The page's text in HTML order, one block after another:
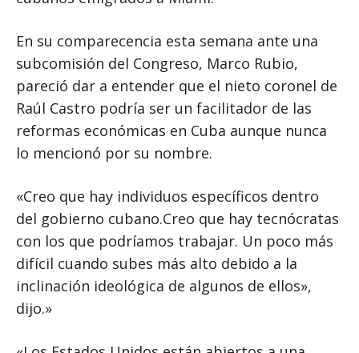
En su comparecencia esta semana ante una
subcomisión del Congreso, Marco Rubio,
pareció dar a entender que el nieto coronel de
Raúl Castro podría ser un facilitador de las
reformas económicas en Cuba aunque nunca
lo mencionó por su nombre.
«Creo que hay individuos específicos dentro
del gobierno cubano.Creo que hay tecnócratas
con los que podríamos trabajar. Un poco más
difícil cuando subes más alto debido a la
inclinación ideológica de algunos de ellos»,
dijo.»